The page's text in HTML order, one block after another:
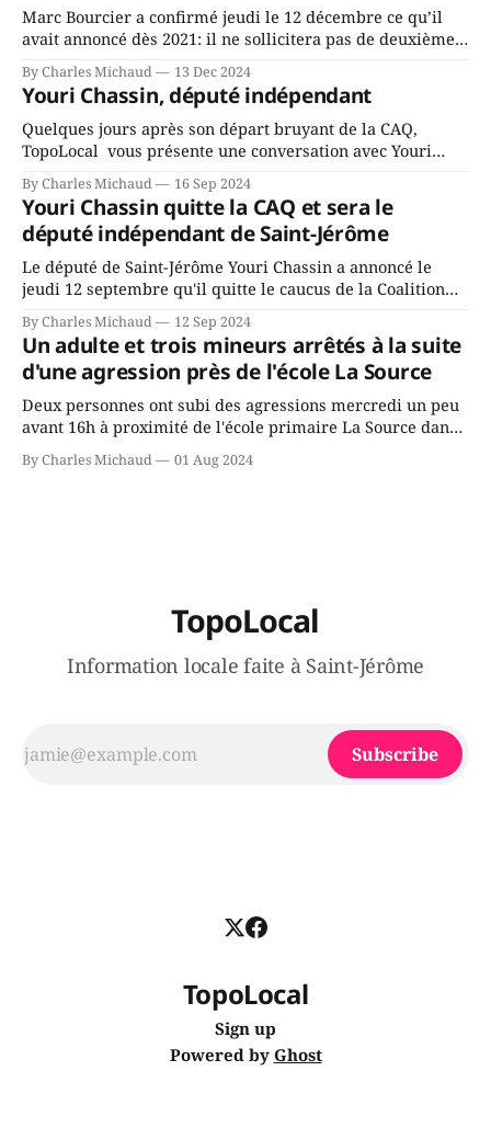
Marc Bourcier a confirmé jeudi le 12 décembre ce qu’il
avait annoncé dès 2021: il ne sollicitera pas de deuxième
mandat à titre de maire de Saint-Jérôme. Bourcier en a
fait l’annonce en s’adressant aux employés de la ville,
rassemblés en soirée pour leur traditionnel souper
By Charles Michaud 13 Dec 2024
Youri Chassin, député indépendant
Quelques jours après son départ bruyant de la CAQ,
TopoLocal vous présente une conversation avec Youri
Chassin. Nous avons causé de sa décision. Y songeait-il
depuis longtemps? Sera-t-il candidat indépendant dans 2
ans? Joindrait-il un autre parti, par exemple les
conservateurs d’Éric Duhaime? Que lui
By Charles Michaud 16 Sep 2024
Youri Chassin quitte la CAQ et sera le
député indépendant de Saint-Jérôme
Le député de Saint-Jérôme Youri Chassin a annoncé le
jeudi 12 septembre qu'il quitte le caucus de la Coalition
Avenir Québec de François Legault parce qu'il est déçu du
gouvernement de la CAQ, surtout de son incapacité, qu'il
juge chronique, à offrir des
By Charles Michaud 12 Sep 2024
Un adulte et trois mineurs arrêtés à la suite
d'une agression près de l'école La Source
Deux personnes ont subi des agressions mercredi un peu
avant 16h à proximité de l'école primaire La Source dans
le secteur Bellefeuille de Saint-Jérôme. L'une de deux
victimes aurait été écrasée sous un véhicule et aspergée
By Charles Michaud 01 Aug 2024
TopoLocal
Information locale faite à Saint-Jérôme
Subscribe
TopoLocal
Sign up
Powered by Ghost